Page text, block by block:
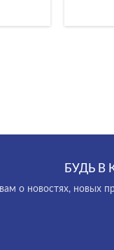
БУДЬ В
о новостях, новых